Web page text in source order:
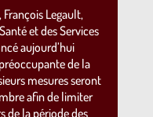
Legault,
et des Services
aujourd’hui
de la
mesures seront
afin de limiter
de la période des